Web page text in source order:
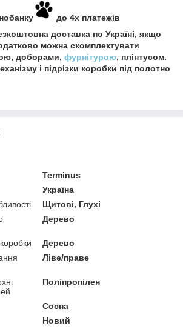
до 4х платежів
доставка по Україні, якщо
можна скомплектувати
доборами, фурнітурою, плінтусом.
і підрізки коробки під полотно
Terminus
Україна
Щитові, Глухі
Дерево
Дерево
Ліве/праве
Поліпропілен
Сосна
Новий